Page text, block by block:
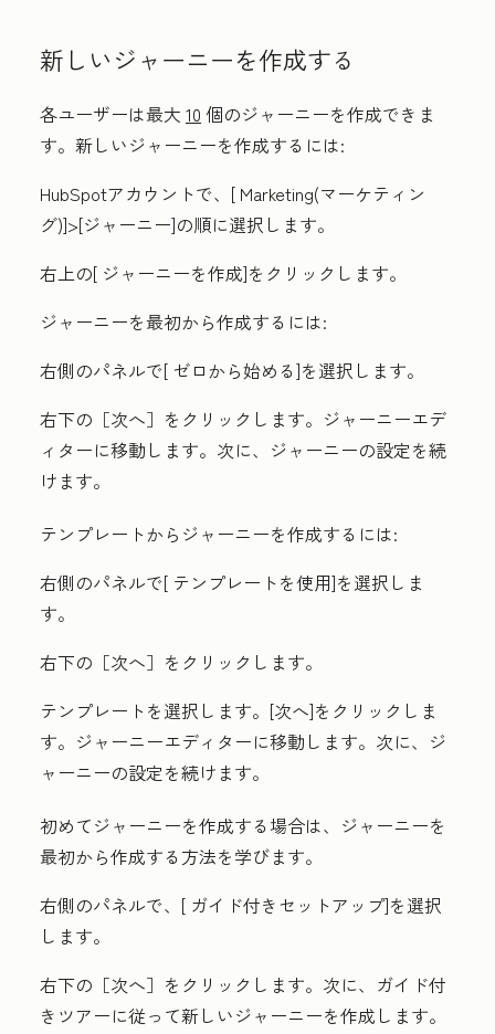
新しいジャーニーを作成する
各ユーザーは最大 10 個のジャーニーを作成できま
す。新しいジャーニーを作成するには:
HubSpotアカウントで、[ Marketing(マーケティン
グ)]>[ジャーニー]の順に選択します。
右上の[ ジャーニーを作成]をクリックします。
ジャーニーを最初から作成するには:
右側のパネルで[ ゼロから始める]を選択します。
右下の［次へ］ をクリックします。ジャーニーエデ
ィターに移動します。次に、ジャーニーの設定を続
けます。
テンプレートからジャーニーを作成するには:
右側のパネルで[ テンプレートを使用]を選択しま
す。
右下の［次へ］ をクリックします。
テンプレートを選択します。 [次へ]をクリックしま
す。ジャーニーエディターに移動します。次に、ジ
ャーニーの設定を続けます。
初めてジャーニーを作成する場合は、ジャーニーを
最初から作成する方法を学びます。
右側のパネルで、[ ガイド付きセットアップ]を選択
します。
右下の［次へ］ をクリックします。次に、ガイド付
きツアーに従って新しいジャーニーを作成します。